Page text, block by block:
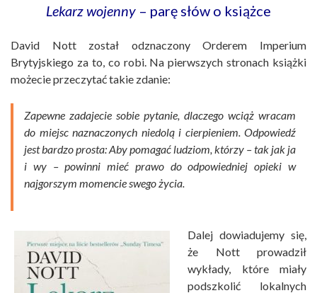
Lekarz wojenny – parę słów o książce
David Nott został odznaczony Orderem Imperium
Brytyjskiego za to, co robi. Na pierwszych stronach książki
możecie przeczytać takie zdanie:
Zapewne zadajecie sobie pytanie, dlaczego wciąż wracam
do miejsc naznaczonych niedolą i cierpieniem. Odpowiedź
jest bardzo prosta: Aby pomagać ludziom, którzy – tak jak ja
i wy – powinni mieć prawo do odpowiedniej opieki w
najgorszym momencie swego życia.
Dalej dowiadujemy się,
że Nott prowadził
wykłady, które miały
podszkolić lokalnych